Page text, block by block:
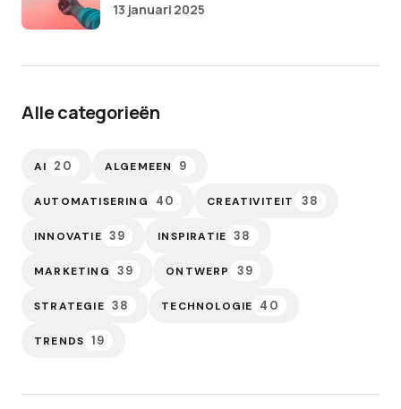
13 januari 2025
Alle categorieën
AI 20 ALGEMEEN 9
AUTOMATISERING 40 CREATIVITEIT 38
INNOVATIE 39 INSPIRATIE 38
MARKETING 39 ONTWERP 39
STRATEGIE 38 TECHNOLOGIE 40
TRENDS 19